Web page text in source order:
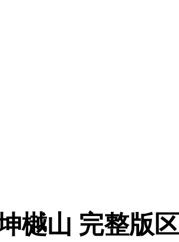
樾山 完整版